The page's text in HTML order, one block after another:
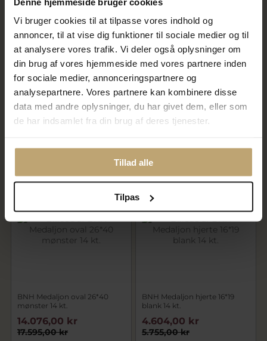
Vi bruger cookies til at tilpasse vores indhold og
annoncer, til at vise dig funktioner til sociale medier og til
at analysere vores trafik. Vi deler også oplysninger om
din brug af vores hjemmeside med vores partnere inden
for sociale medier, annonceringspartnere og
analysepartnere. Vores partnere kan kombinere disse
data med andre oplysninger, du har givet dem, eller som
de har indsamlet fra din brug af deres tjenester.
Tillad alle
Tilpas
BNH Medaljon hjerte 16*19
mønster 8 kt.
2.372,00 kr
På fjernlager
BNH Medaljon oval 22*30
mønster 14 kt.
8.948,00 kr
På fjernlager
BNH Medaljon oval 26*40
mønster 14 kt.
17.595,00 kr
14.076,00 kr
BNH Medaljon hjerte 16*19
blank 14 kt.
5.755,00 kr
4.604,00 kr